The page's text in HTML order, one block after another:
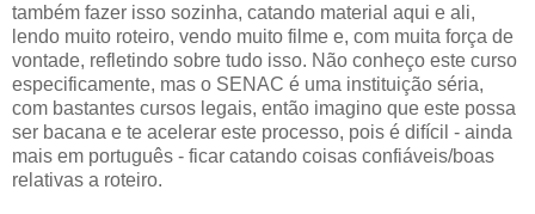
também fazer isso sozinha, catando material aqui e ali,
lendo muito roteiro, vendo muito filme e, com muita força de
vontade, refletindo sobre tudo isso. Não conheço este curso
especificamente, mas o SENAC é uma instituição séria,
com bastantes cursos legais, então imagino que este possa
ser bacana e te acelerar este processo, pois é difícil - ainda
mais em português - ficar catando coisas confiáveis/boas
relativas a roteiro.